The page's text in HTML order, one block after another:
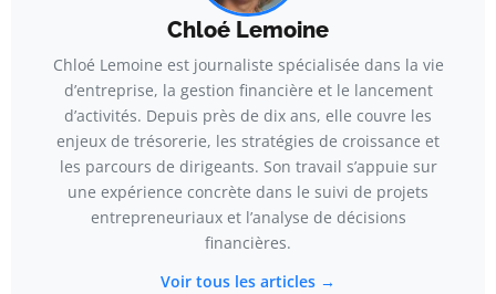
Chloé Lemoine
Chloé Lemoine est journaliste spécialisée dans la vie
d’entreprise, la gestion financière et le lancement
d’activités. Depuis près de dix ans, elle couvre les
enjeux de trésorerie, les stratégies de croissance et
les parcours de dirigeants. Son travail s’appuie sur
une expérience concrète dans le suivi de projets
entrepreneuriaux et l’analyse de décisions
financières.
Voir tous les articles →